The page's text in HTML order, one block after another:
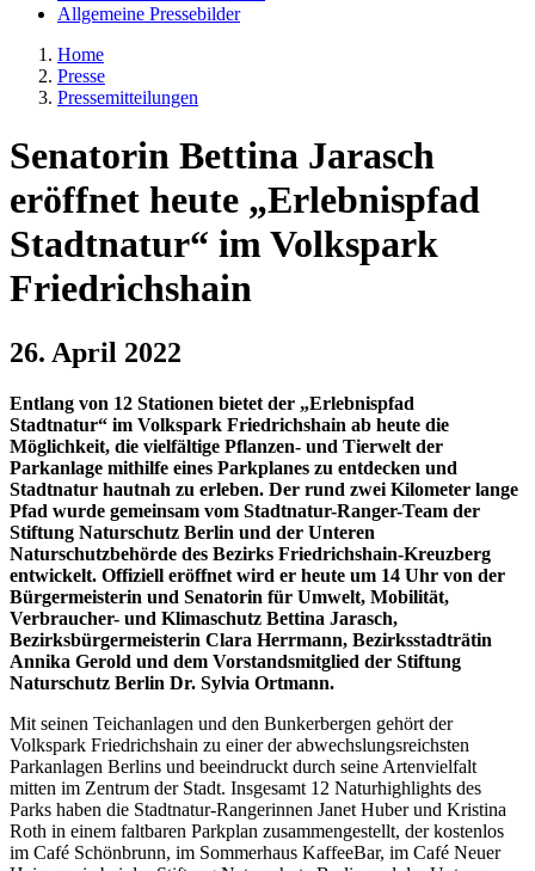
Allgemeine Pressebilder
Home
Presse
Pressemitteilungen
Senatorin Bettina Jarasch
eröffnet heute „Erlebnispfad
Stadtnatur“ im Volkspark
Friedrichshain
26. April 2022
Entlang von 12 Stationen bietet der „Erlebnispfad
Stadtnatur“ im Volkspark Friedrichshain ab heute die
Möglichkeit, die vielfältige Pflanzen- und Tierwelt der
Parkanlage mithilfe eines Parkplanes zu entdecken und
Stadtnatur hautnah zu erleben. Der rund zwei Kilometer lange
Pfad wurde gemeinsam vom Stadtnatur-Ranger-Team der
Stiftung Naturschutz Berlin und der Unteren
Naturschutzbehörde des Bezirks Friedrichshain-Kreuzberg
entwickelt. Offiziell eröffnet wird er heute um 14 Uhr von der
Bürgermeisterin und Senatorin für Umwelt, Mobilität,
Verbraucher- und Klimaschutz Bettina Jarasch,
Bezirksbürgermeisterin Clara Herrmann, Bezirksstadträtin
Annika Gerold und dem Vorstandsmitglied der Stiftung
Naturschutz Berlin Dr. Sylvia Ortmann.
Mit seinen Teichanlagen und den Bunkerbergen gehört der
Volkspark Friedrichshain zu einer der abwechslungsreichsten
Parkanlagen Berlins und beeindruckt durch seine Artenvielfalt
mitten im Zentrum der Stadt. Insgesamt 12 Naturhighlights des
Parks haben die Stadtnatur-Rangerinnen Janet Huber und Kristina
Roth in einem faltbaren Parkplan zusammengestellt, der kostenlos
im Café Schönbrunn, im Sommerhaus KaffeeBar, im Café Neuer